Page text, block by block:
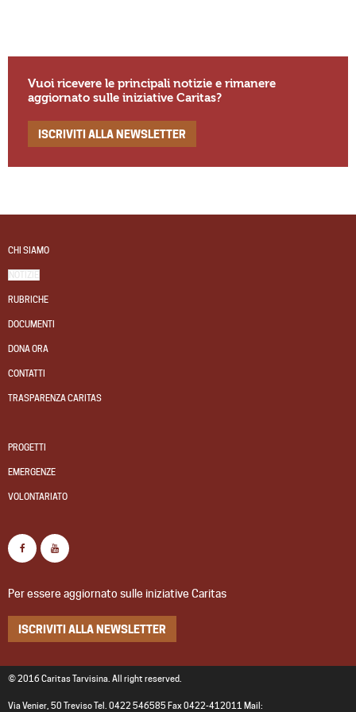
Vuoi ricevere le principali notizie e rimanere
aggiornato sulle iniziative Caritas?
ISCRIVITI ALLA NEWSLETTER
CHI SIAMO
NOTIZIE
RUBRICHE
DOCUMENTI
DONA ORA
CONTATTI
TRASPARENZA CARITAS
PROGETTI
EMERGENZE
VOLONTARIATO
Per essere aggiornato sulle iniziative Caritas
ISCRIVITI ALLA NEWSLETTER
© 2016 Caritas Tarvisina. All right reserved.
Via Venier, 50 Treviso Tel. 0422 546585 Fax 0422-412011 Mail: